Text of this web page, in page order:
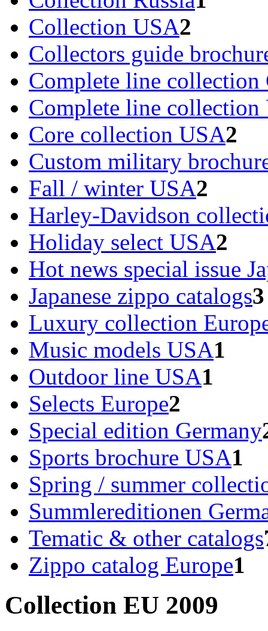
Collection USA2
Collectors guide
Complete line collection
Complete line collection
Core collection USA2
Custom military
Fall / winter USA2
Harley-Davidson
Holiday select USA2
Hot news special issue
Japanese zippo catalogs3
Luxury collection
Music models USA1
Outdoor line USA1
Selects Europe2
Special edition Germany
Sports brochure USA1
Spring / summer
Summlereditionen
Tematic & other catalogs
Zippo catalog Europe1
Collection EU 2009